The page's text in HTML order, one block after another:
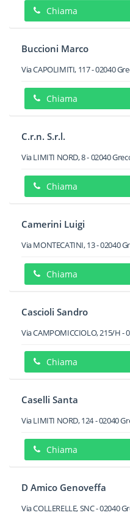
Chiama
Buccioni Marco
Via CAPOLIMITI, 117-02040
Chiama
C.r.n. S.r.l.
Via LIMITI NORD, 8-02040
Chiama
Camerini Luigi
Via MONTECATINI, 13-02040
Chiama
Cascioli Sandro
Via CAMPOMICCIOLO, 215/H-
Chiama
Caselli Santa
Via LIMITI NORD, 124-02040
Chiama
D Amico Genoveffa
Via COLLERELLE, SNC-02040